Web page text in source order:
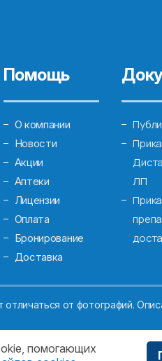
Помощь
О компании
Новости
Акции
Аптеки
Лицензии
Оплата
Бронирование
Доставка
ЛП
от фотографий.
помогающих